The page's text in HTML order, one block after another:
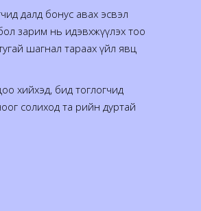
далд бонус авах эсвэл
зарим нь идэвхжүүлэх тоо
шагнал тараах үйл явц
хийхэд, бид тоглогчид
солиход та өөрийн дуртай